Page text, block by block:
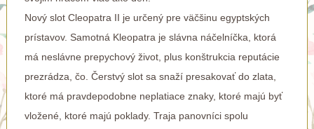
Nový slot Cleopatra II je určený pre väčšinu egyptských
prístavov. Samotná Kleopatra je slávna náčelníčka, ktorá
má neslávne prepychový život, plus konštrukcia reputácie
prezrádza, čo. Čerstvý slot sa snaží presakovať do zlata,
ktoré má pravdepodobne neplatiace znaky, ktoré majú byť
vložené, ktoré majú poklady. Traja panovníci spolu